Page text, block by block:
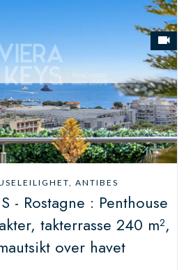
ANTIBES
- Rostagne : Penthouse
takterrasse 240 m²,
over havet